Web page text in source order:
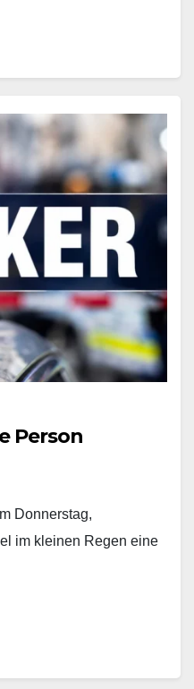
Person
Donnerstag,
im kleinen Regen eine